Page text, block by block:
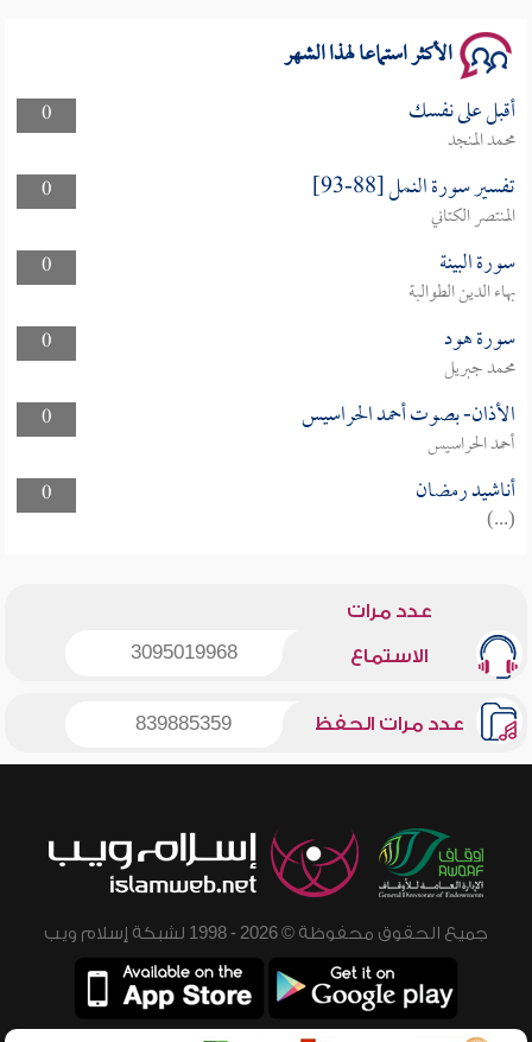
الأكثر استماعا لهذا الشهر
0 أقبل على نفسك
محمد المنجد
0
تفسير سورة النمل [88-93]
المنتصر الكتاني
0
سورة البينة
بهاء الدين الطوالبة
0
سورة هود
محمد جبريل
0
الأذان- بصوت أحمد الحراسيس
أحمد الحراسيس
0
أناشيد رمضان
(...)
عدد مرات
الاستماع 3095019968
عدد مرات الحفظ 839885359
جميع الحقوق محفوظة © 2026 - 1998 لشبكة إسلام ويب